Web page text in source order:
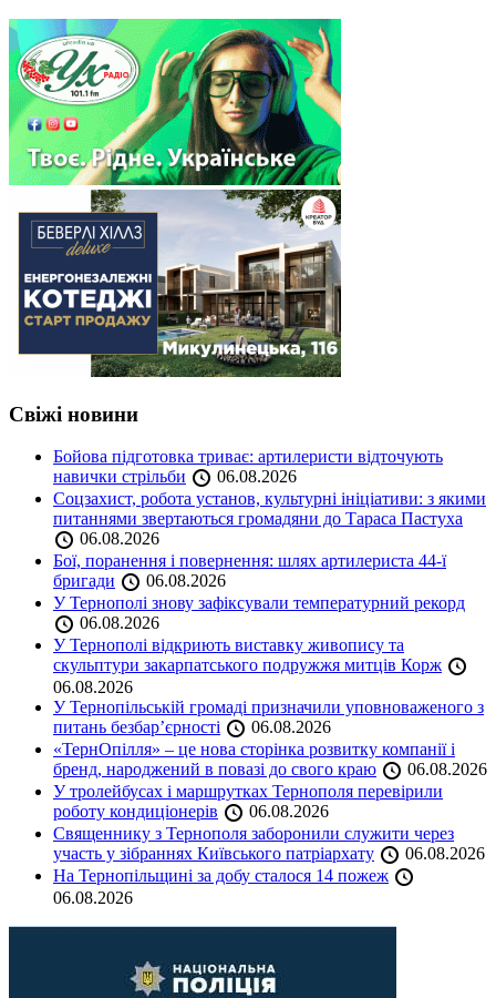
Свіжі новини
Бойова підготовка триває: артилеристи відточують
навички стрільби
06.08.2026
Соцзахист, робота установ, культурні ініціативи: з якими
питаннями звертаються громадяни до Тараса Пастуха
06.08.2026
Бої, поранення і повернення: шлях артилериста 44-ї
бригади
06.08.2026
У Тернополі знову зафіксували температурний рекорд
06.08.2026
У Тернополі відкриють виставку живопису та
скульптури закарпатського подружжя митців Корж
06.08.2026
У Тернопільській громаді призначили уповноваженого з
питань безбар’єрності
06.08.2026
«ТернОпілля» – це нова сторінка розвитку компанії і
бренд, народжений в повазі до свого краю
06.08.2026
У тролейбусах і маршрутках Тернополя перевірили
роботу кондиціонерів
06.08.2026
Священнику з Тернополя заборонили служити через
участь у зібраннях Київського патріархату
06.08.2026
На Тернопільщині за добу сталося 14 пожеж
06.08.2026